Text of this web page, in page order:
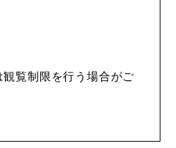
覧制限を行う場合がご